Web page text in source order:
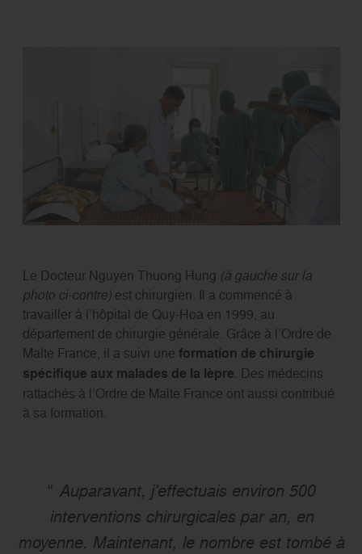
Le Docteur Nguyen Thuong Hung (à gauche sur la
photo ci-contre)est chirurgien. Il a commencé à
travailler à l’hôpital de Quy-Hoa en 1999, au
département de chirurgie générale. Grâce à l’Ordre de
Malte France, il a suivi une formation de chirurgie
spécifique aux malades de la lèpre. Des médecins
rattachés à l’Ordre de Malte France ont aussi contribué
à sa formation.
Auparavant, j’effectuais environ 500
interventions chirurgicales par an, en
moyenne. Maintenant, le nombre est tombé à